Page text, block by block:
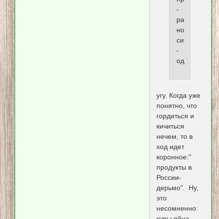
-
разная,
но
симптомы
-
одинаковые.
угу. Когда уже
понятно, что
гордиться и
кичиться
нечем, то в
ход идет
коронное:"
продукты в
России-
дерьмо". Ну,
это
несомненно: